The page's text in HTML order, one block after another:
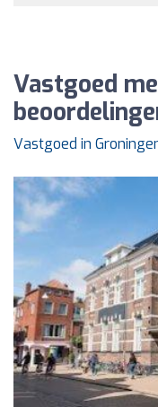
Vastgoed
Vastgoed in